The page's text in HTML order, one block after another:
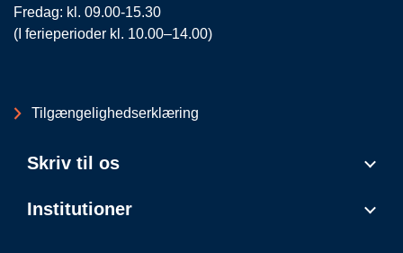
Fredag: kl. 09.00-15.30
(I ferieperioder kl. 10.00–14.00)
Tilgængelighedserklæring
Skriv til os
Institutioner